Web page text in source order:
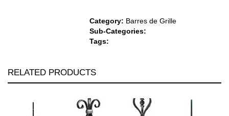
Category: Barres de Grille
Sub-Categories:
Tags:
RELATED PRODUCTS